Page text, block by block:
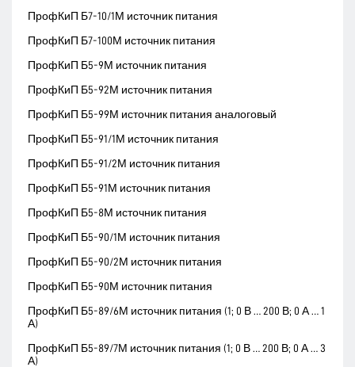
ПрофКиП Б7-10/1М источник питания
ПрофКиП Б7-100М источник питания
ПрофКиП Б5-9М источник питания
ПрофКиП Б5-92М источник питания
ПрофКиП Б5-99М источник питания аналоговый
ПрофКиП Б5-91/1М источник питания
ПрофКиП Б5-91/2М источник питания
ПрофКиП Б5-91М источник питания
ПрофКиП Б5-8М источник питания
ПрофКиП Б5-90/1М источник питания
ПрофКиП Б5-90/2М источник питания
ПрофКиП Б5-90М источник питания
ПрофКиП Б5-89/6М источник питания (1; 0 В … 200 В; 0 А … 1
А)
ПрофКиП Б5-89/7М источник питания (1; 0 В … 200 В; 0 А … 3
А)